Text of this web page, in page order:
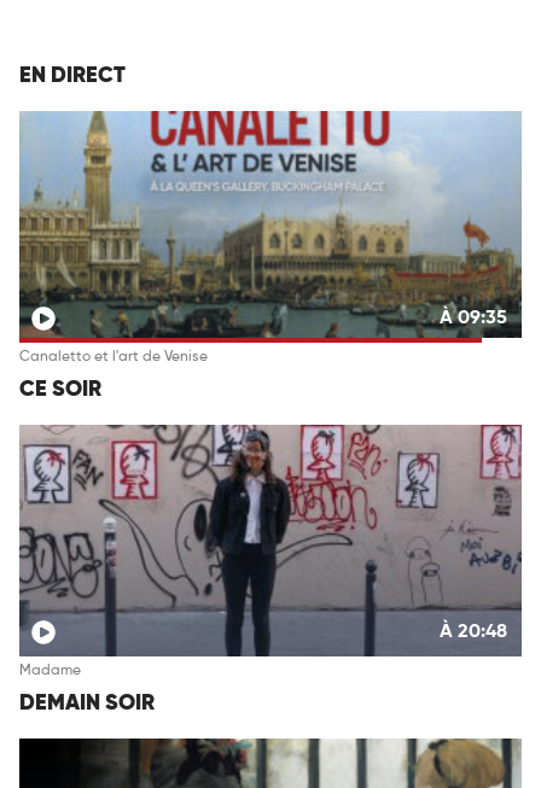
EN DIRECT
À 09:35
Canaletto et l'art de Venise
CE SOIR
À 20:48
Madame
DEMAIN SOIR